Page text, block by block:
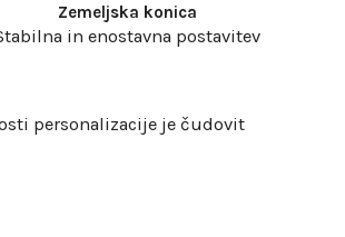
Zemeljska konica
in enostavna postavitev
personalizacije je čudovit